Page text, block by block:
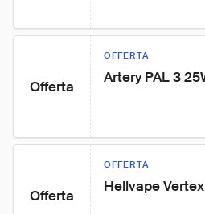
Offerta
OFFERTA
Artery PAL 3
Offerta
OFFERTA
Hellvape